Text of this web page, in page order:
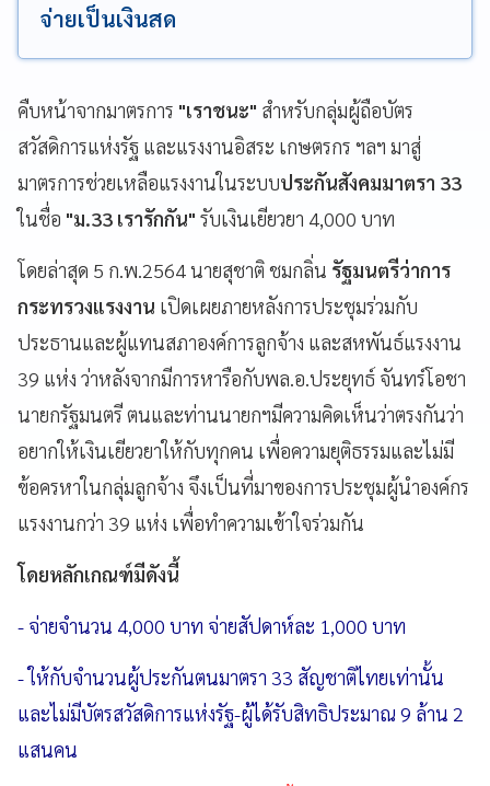
จ่ายเป็นเงินสด
คืบหน้าจากมาตรการ "เราชนะ" สำหรับกลุ่มผู้ถือบัตร
สวัสดิการแห่งรัฐ และแรงงานอิสระ เกษตรกร ฯลฯ มาสู่
มาตรการช่วยเหลือแรงงานในระบบประกันสังคมมาตรา 33
ในชื่อ "ม.33 เรารักกัน" รับเงินเยียวยา 4,000 บาท
โดยล่าสุด 5 ก.พ.2564นายสุชาติชมกลิ่น รัฐมนตรีว่าการ
กระทรวงแรงงาน เปิดเผยภายหลังการประชุมร่วมกับ
ประธานและผู้แทนสภาองค์การลูกจ้าง และสหพันธ์แรงงาน
39 แห่ง ว่าหลังจากมีการหารือกับพล.อ.ประยุทธ์ จันทร์โอชา
นายกรัฐมนตรีตนและท่านนายกฯมีความคิดเห็นว่าตรงกันว่า
อยากให้เงินเยียวยาให้กับทุกคน เพื่อความยุติธรรมและไม่มี
ข้อครหาในกลุ่มลูกจ้าง จึงเป็นที่มาของการประชุมผู้นำองค์กร
แรงงานกว่า 39 แห่ง เพื่อทำความเข้าใจร่วมกัน
โดยหลักเกณฑ์มีดังนี้
- จ่ายจำนวน 4,000 บาท จ่ายสัปดาห์ละ 1,000 บาท
-ให้กับจำนวนผู้ประกันตนมาตรา 33 สัญชาติไทยเท่านั้น
และไม่มีบัตรสวัสดิการแห่งรัฐ-ผู้ได้รับสิทธิประมาณ 9 ล้าน 2
แสนคน